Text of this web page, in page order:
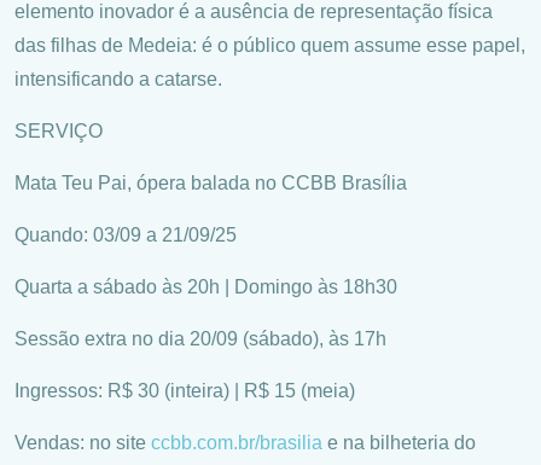
elemento inovador é a ausência de representação física
das filhas de Medeia: é o público quem assume esse papel,
intensificando a catarse.
SERVIÇO
Mata Teu Pai, ópera balada no CCBB Brasília
Quando: 03/09 a 21/09/25
Quarta a sábado às 20h | Domingo às 18h30
Sessão extra no dia 20/09 (sábado), às 17h
Ingressos: R$ 30 (inteira) | R$ 15 (meia)
Vendas: no site ccbb.com.br/brasilia e na bilheteria do